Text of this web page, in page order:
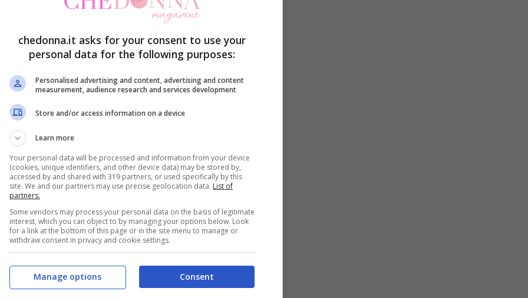
per noi sono loro le regine indiscusse del
lasciato ancora una volta a bocca aperta
più belli delle dame al “Charles James:
chedonna.it asks for your consent to use your
personal data for the following purposes:
Personalised advertising and content, advertising and content
measurement, audience research and services development
Store and/or access information on a device
Learn more
Your personal data will be processed and information from your device
(cookies, unique identifiers, and other device data) may be stored by,
accessed by and shared with 319 partners, or used specifically by this
site. We and our partners may use precise geolocation data. List of
partners.
Some vendors may process your personal data on the basis of legitimate
interest, which you can object to by managing your options below. Look
for a link at the bottom of this page or in the site menu to manage or
withdraw consent in privacy and cookie settings.
Consent
Manage options